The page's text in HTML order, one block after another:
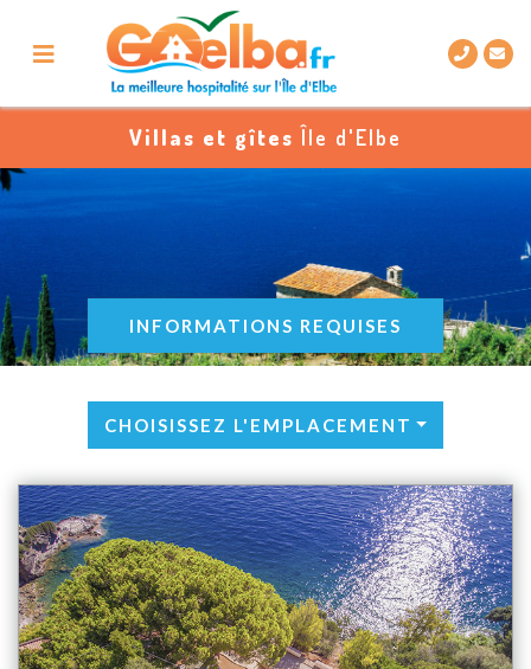
Villas et gîtes Île d'Elbe
INFORMATIONS REQUISES
CHOISISSEZ L'EMPLACEMENT